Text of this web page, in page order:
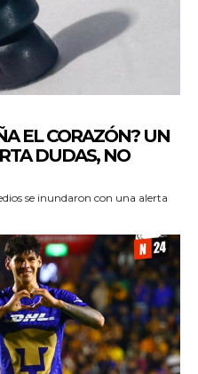
EL CORAZÓN? UN
DUDAS, NO
se inundaron con una alerta